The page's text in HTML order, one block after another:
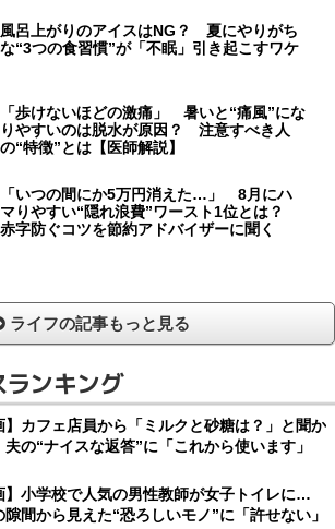
風呂上がりのアイスはNG？ 夏にやりがち
な“3つの食習慣”が「不眠」引き起こすワケ
「歩けないほどの激痛」 暑いと“痛風”にな
りやすいのは脱水が原因？ 注意すべき人
の“特徴”とは【医師解説】
「いつの間にか5万円消えた…」 8月にハ
マりやすい“隠れ浪費”ワースト1位とは？
赤字防ぐコツを節約アドバイザーに聞く
ライフの記事もっと見る
ンキング
】カフェ店員から「ミルクと砂糖は？」と聞か
の“ナイスな返答”に「これから使います」
】小学校で人気の男性教師が女子トイレに…
隙間から見えた“恐ろしいモノ”に「許せない」